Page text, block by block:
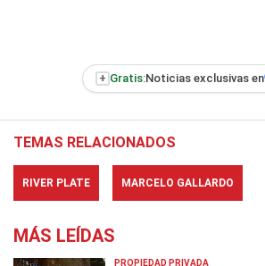
+ Gratis:Noticias exclusivas en
TEMAS RELACIONADOS
RIVER PLATE MARCELO GALLARDO
MÁS LEÍDAS
PROPIEDAD PRIVADA